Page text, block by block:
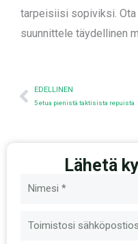
tarpeisiisi sopiviksi. Ota
suunnittele täydellinen
Edellinen
EDELLINEN
5 etua pienistä taktisista repuista
Lähetä